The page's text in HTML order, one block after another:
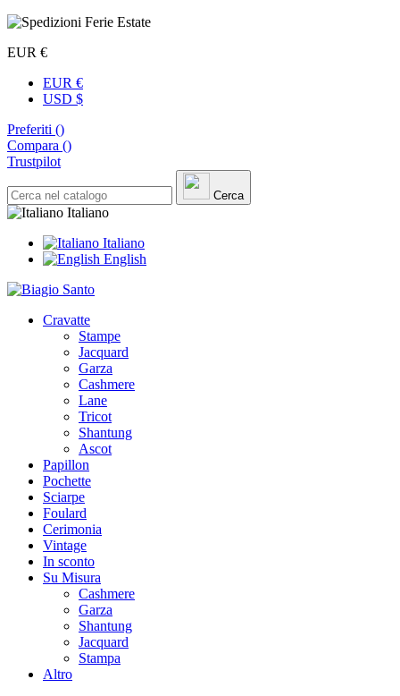
EUR €
EUR €
USD $
Preferiti ()
Compara ()
Trustpilot
Cerca
Italiano
Italiano
English
Cravatte
Stampe
Jacquard
Garza
Cashmere
Lane
Tricot
Shantung
Ascot
Papillon
Pochette
Sciarpe
Foulard
Cerimonia
Vintage
In sconto
Su Misura
Cashmere
Garza
Shantung
Jacquard
Stampa
Altro